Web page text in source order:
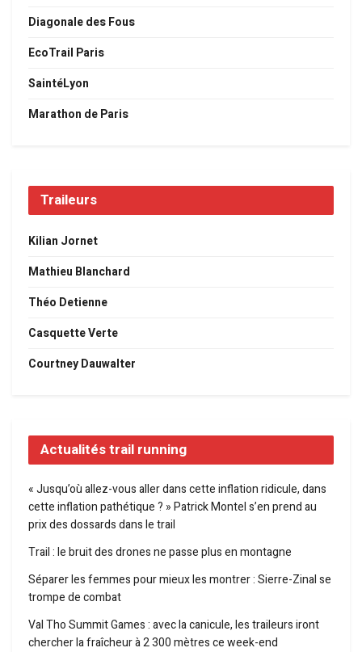
Diagonale des Fous
EcoTrail Paris
SaintéLyon
Marathon de Paris
Traileurs
Kilian Jornet
Mathieu Blanchard
Théo Detienne
Casquette Verte
Courtney Dauwalter
Actualités trail running
« Jusqu’où allez-vous aller dans cette inflation ridicule, dans
cette inflation pathétique ? » Patrick Montel s’en prend au
prix des dossards dans le trail
Trail : le bruit des drones ne passe plus en montagne
Séparer les femmes pour mieux les montrer : Sierre-Zinal se
trompe de combat
Val Tho Summit Games : avec la canicule, les traileurs iront
chercher la fraîcheur à 2 300 mètres ce week-end